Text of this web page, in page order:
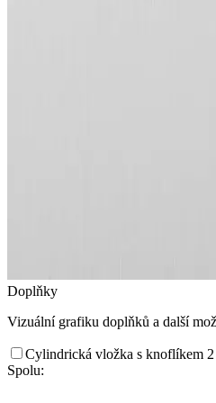
Doplňky
Vizuální grafiku doplňků a další
Cylindrická vložka s knoflíkem 2
Spolu: